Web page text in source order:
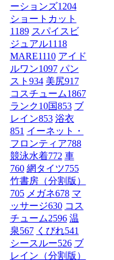
ーションズ1204
ショートカット
1189 スパイスビ
ジュアル1118
MARE1110 アイド
ルワン1097 パン
スト 934 美尻917
コスチューム1867
ランク10国853 ブ
レイン853 浴衣
851 イーネット・
フロンティア788
競泳水着772 車
760 網タイツ755
竹書房（分割版）
705 メガネ678 マ
ッサージ630 コス
チューム2596 温
泉567 くびれ541
シースルー526 ブ
レイン（分割版）